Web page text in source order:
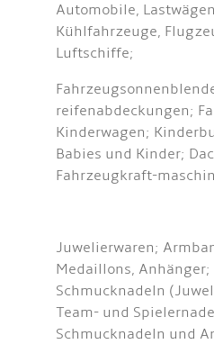
Automobile,
Kühlfahrzeuge,
Luftschiffe;
reifenabdeckungen;
Kinderwagen;
Babies und Kinder;
Fahrzeugkraft-
Juwelierwaren;
Medaillons, Anhänger;
Schmucknadeln
Team- und
Schmucknadeln und